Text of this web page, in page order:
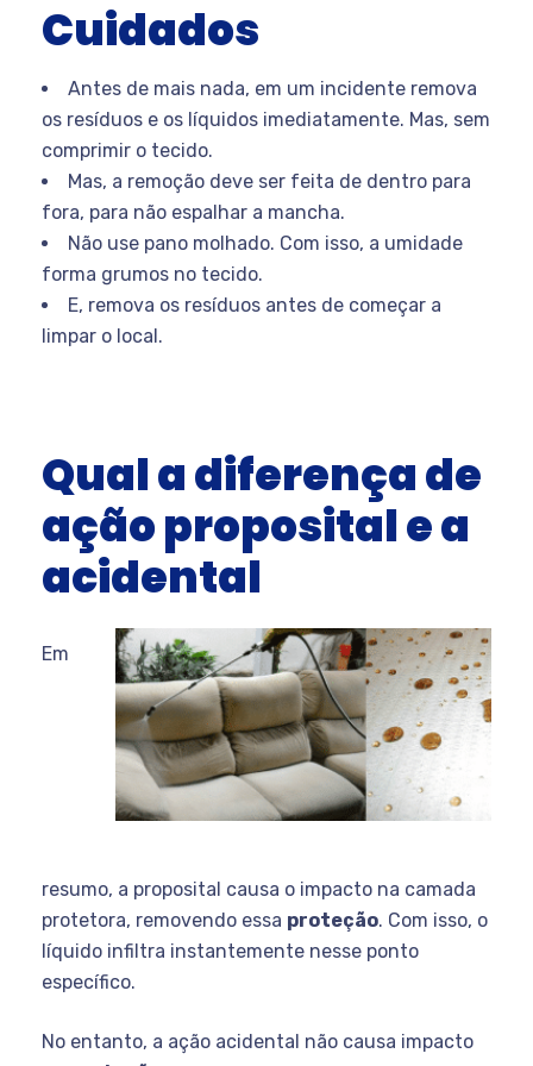
Cuidados
Antes de mais nada, em um incidente remova
os resíduos e os líquidos imediatamente. Mas, sem
comprimir o tecido.
Mas, a remoção deve ser feita de dentro para
fora, para não espalhar a mancha.
Não use pano molhado. Com isso, a umidade
forma grumos no tecido.
E, remova os resíduos antes de começar a
limpar o local.
Qual a diferença de
ação proposital e a
acidental
Em
resumo, a proposital causa o impacto na camada
protetora, removendo essa proteção. Com isso, o
líquido infiltra instantemente nesse ponto
específico.
No entanto, a ação acidental não causa impacto